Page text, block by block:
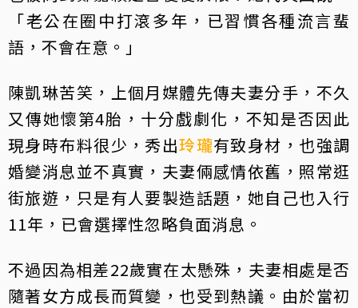
「老公在圈中打滾多年，已習慣各種流言蜚
語，不會在意。」
陳凱琳苦笑，上個月媒體先傳夫妻分手，不久
又傳她懷第4胎，十分戲劇化，不知是否因此
現身時布料很少，秀出玲瓏有致身材，也強調
婚變消息並不真實，夫妻倆感情依舊，照常逛
街旅遊，只是有人要製造話題，她自己也入行
11年，已會選擇性忽略負面消息。
不過因為相差22歲實在太懸殊，夫妻相處是否
隨著女方成長而質變，也受到熱議。由於當初